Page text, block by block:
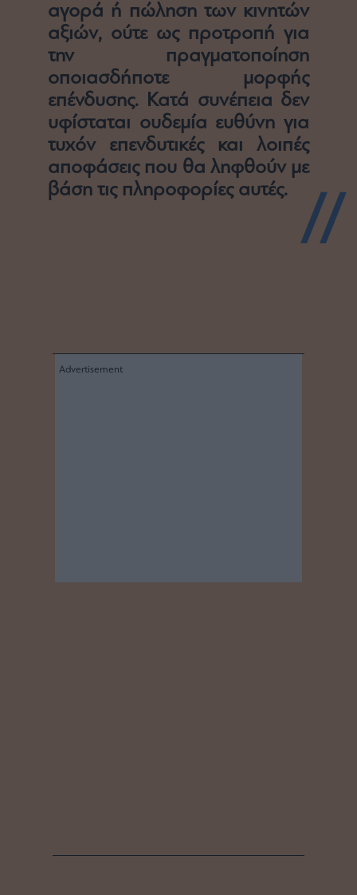
αγορά ή πώληση των κινητών
αξιών, ούτε ως προτροπή για
την πραγματοποίηση
οποιασδήποτε μορφής
επένδυσης. Κατά συνέπεια δεν
υφίσταται ουδεμία ευθύνη για
τυχόν επενδυτικές και λοιπές
αποφάσεις που θα ληφθούν με
βάση τις πληροφορίες αυτές.